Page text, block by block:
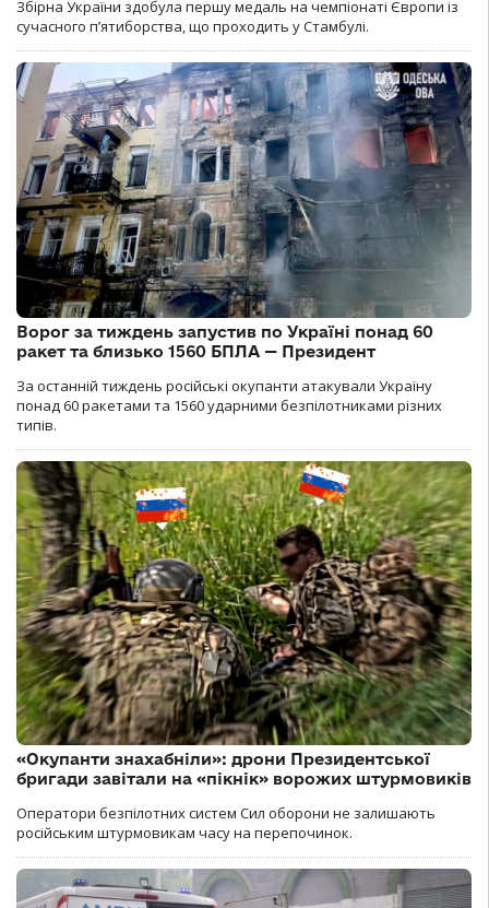
Збірна України здобула першу медаль на чемпіонаті Європи із
сучасного п’ятиборства, що проходить у Стамбулі.
Ворог за тиждень запустив по Україні понад 60
ракет та близько 1560 БПЛА — Президент
За останній тиждень російські окупанти атакували Україну
понад 60 ракетами та 1560 ударними безпілотниками різних
типів.
«Окупанти знахабніли»: дрони Президентської
бригади завітали на «пікнік» ворожих штурмовиків
Оператори безпілотних систем Сил оборони не залишають
російським штурмовикам часу на перепочинок.